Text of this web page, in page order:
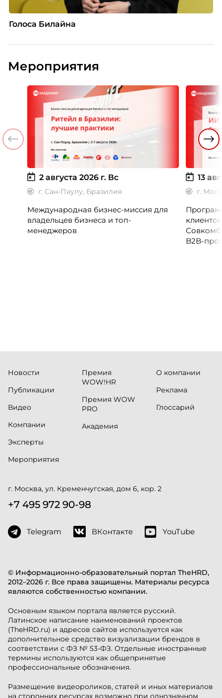
Голоса Билайна
Мероприятия
2 августа 2026 г. Вс
г. Сан-Паулу, Бразилия
Международная бизнес-миссия для
владельцев бизнеса и топ-
менеджеров
13
г.
B2B-
© Информационно-образовательный портал TheHRD,
2012–2026 г. Все права защищены. Материалы ресурса
являются собственностью компании.
Основным языком портала является русский.
Латинское написание наименований проектов
(TheHRD.ru) и адресов сайтов используется как
дополнительное средство визуализации брендов в
соответствии с ФЗ № 53-ФЗ. Отдельные иностранные
термины используются как общепринятые
профессиональные обозначения.
Размещение видеороликов, статей и иных материалов
на сторонних ресурсах возможно при однозначном
Новости
Публикации
Видео
Компании
Эксперты
Мероприятия
Премия
WOW!HR
Премия WOW
PRO
Академия
О компании
Реклама
Глоссарий
г. Москва, ул. Кременчугская, дом 6, кор. 2
+7 495 972 90-98
Telegram ВКонтакте YouTube